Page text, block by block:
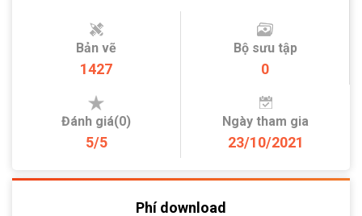
Bản vẽ
1427
Bộ sưu tập
0
Đánh giá(0)
5/5
Ngày tham gia
23/10/2021
Phí download